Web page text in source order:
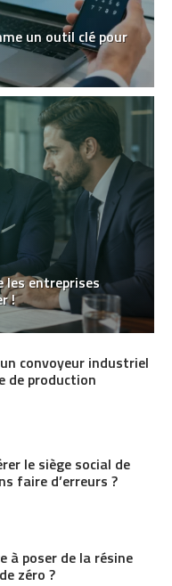
un outil clé pour
les entreprises
!
convoyeur industriel
de production
le siège social de
faire d’erreurs ?
à poser de la résine
zéro ?